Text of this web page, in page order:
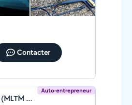
Contacter
Auto-entrepreneur
Michael Rousseau (MLTM COUVERTURE)